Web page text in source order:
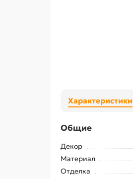
Характеристики
Общие
Декор
Материал
Отделка